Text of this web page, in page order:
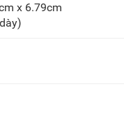
x 6.79cm